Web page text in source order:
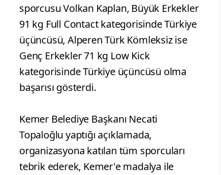
sporcusu Volkan Kaplan, Büyük Erkekler
91 kg Full Contact kategorisinde Türkiye
üçüncüsü, Alperen Türk Kömleksiz ise
Genç Erkekler 71 kg Low Kick
kategorisinde Türkiye üçüncüsü olma
başarısı gösterdi.
Kemer Belediye Başkanı Necati
Topaloğlu yaptığı açıklamada,
organizasyona katılan tüm sporcuları
tebrik ederek, Kemer'e madalya ile